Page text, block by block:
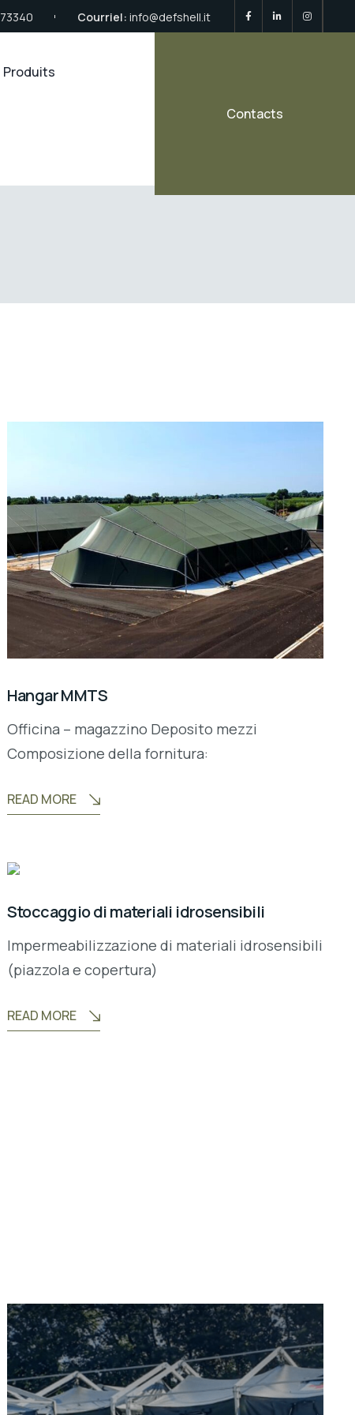
Courriel: info@defshell.it
Produits
Contacts
Hangar MMTS
Officina – magazzino Deposito mezzi
Composizione della fornitura:
READ MORE
Stoccaggio di materiali idrosensibili
Impermeabilizzazione di materiali idrosensibili
(piazzola e copertura)
READ MORE